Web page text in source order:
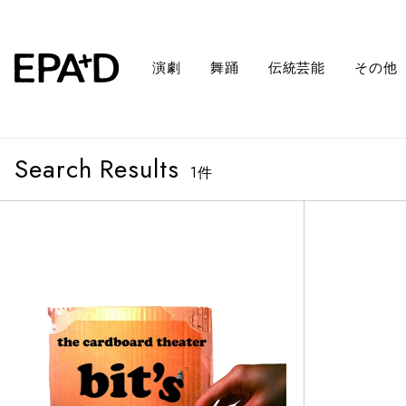
演劇 舞踊 伝統芸能 その他
Search Results 1件